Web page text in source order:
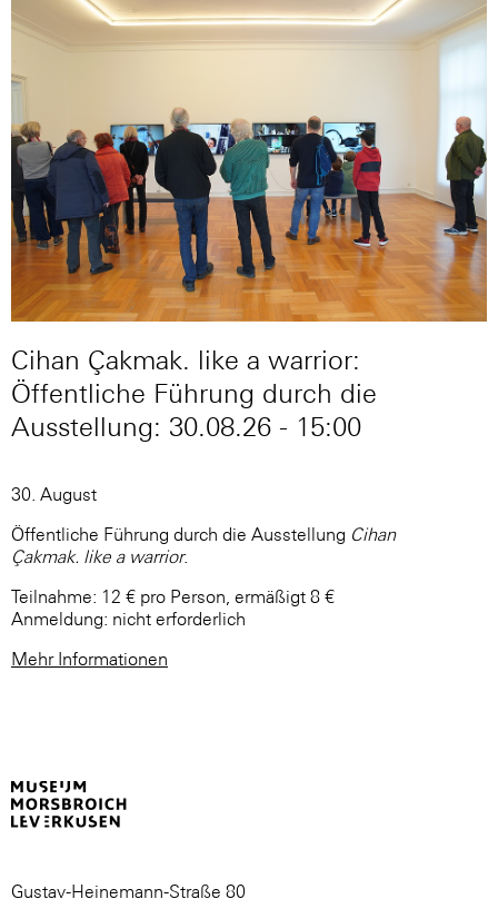
Cihan Çakmak. like a warrior:
Öffentliche Führung durch die
Ausstellung: 30.08.26 - 15:00
30. August
Öffentliche Führung durch die Ausstellung Cihan
Çakmak. like a warrior.
Teilnahme: 12 € pro Person, ermäßigt 8 €
Anmeldung: nicht erforderlich
Mehr Informationen
Gustav-Heinemann-Straße 80